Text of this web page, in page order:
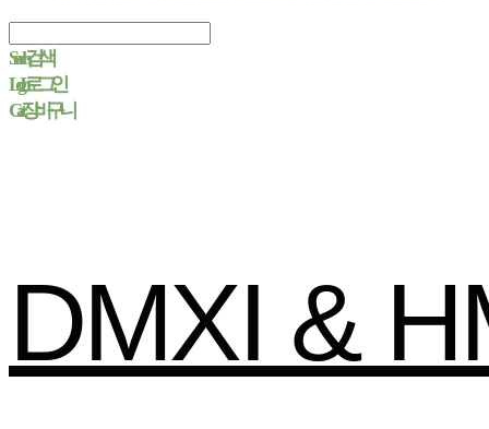
Search검색
Log In로그인
Cart장바구니
DMXI &